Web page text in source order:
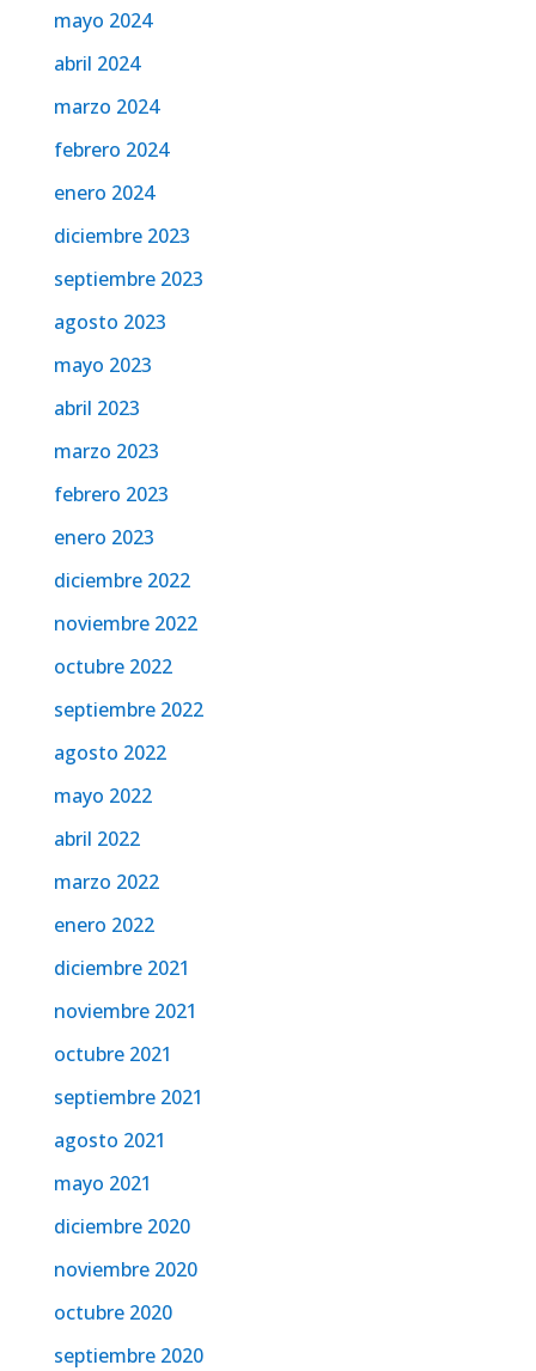
mayo 2024
abril 2024
marzo 2024
febrero 2024
enero 2024
diciembre 2023
septiembre 2023
agosto 2023
mayo 2023
abril 2023
marzo 2023
febrero 2023
enero 2023
diciembre 2022
noviembre 2022
octubre 2022
septiembre 2022
agosto 2022
mayo 2022
abril 2022
marzo 2022
enero 2022
diciembre 2021
noviembre 2021
octubre 2021
septiembre 2021
agosto 2021
mayo 2021
diciembre 2020
noviembre 2020
octubre 2020
septiembre 2020